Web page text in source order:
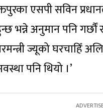
एसपी सविन
भन्ने अनुमान पनि
ज्यूको घरचाहिँ
पनि थियो ।’